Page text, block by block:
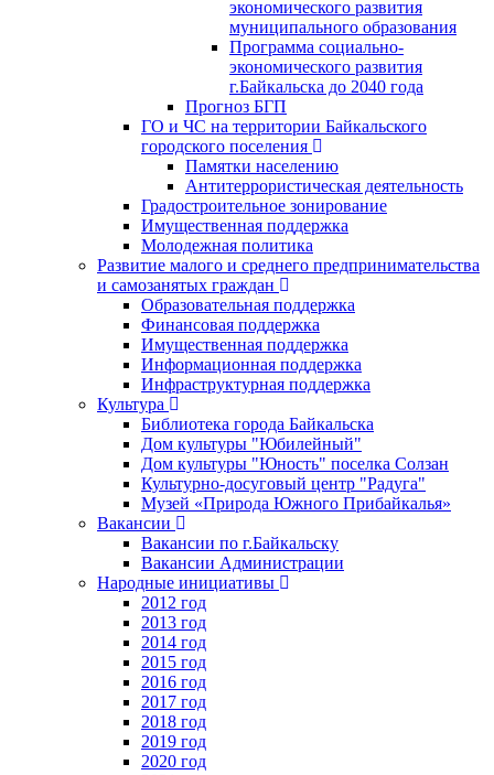
экономического развития
муниципального образования
Программа социально-
экономического развития
г.Байкальска до 2040 года
Прогноз БГП
ГО и ЧС на территории Байкальского
городского поселения
Памятки населению
Антитеррористическая деятельность
Градостроительное зонирование
Имущественная поддержка
Молодежная политика
Развитие малого и среднего предпринимательства
и самозанятых граждан
Образовательная поддержка
Финансовая поддержка
Имущественная поддержка
Информационная поддержка
Инфраструктурная поддержка
Культура
Библиотека города Байкальска
Дом культуры "Юбилейный"
Дом культуры "Юность" поселка Солзан
Культурно-досуговый центр "Радуга"
Музей «Природа Южного Прибайкалья»
Вакансии
Вакансии по г.Байкальску
Вакансии Администрации
Народные инициативы
2012 год
2013 год
2014 год
2015 год
2016 год
2017 год
2018 год
2019 год
2020 год